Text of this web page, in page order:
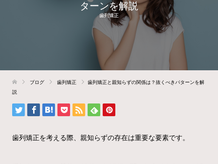
ターンを解説
歯列矯正
ブログ 歯列矯正
歯列矯正と親知らずの関係は？抜くべきパターンを解
説
歯列矯正を考える際、親知らずの存在は重要な要素です。